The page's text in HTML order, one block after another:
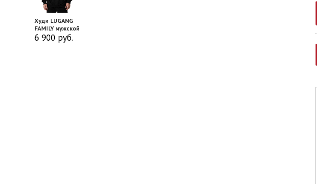
Худи LUGANG
FAMILY мужской
6 900 руб.